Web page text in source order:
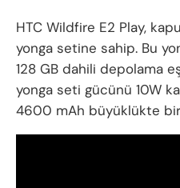
HTC Wildfire E2 Play,
yonga setine sahip. Bu
128 GB dahili depolama
yonga seti gücünü 10W
4600 mAh büyüklükte bir